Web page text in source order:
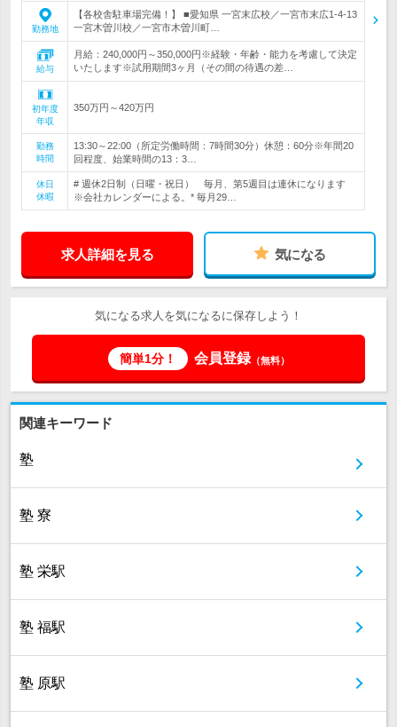
勤務地
【各校舎駐車場完備！】 ■愛知県 一宮末広校／一宮市末広1-4-13
一宮木曽川校／一宮市木曽川町…
給与
月給：240,000円～350,000円※経験・年齢・能力を考慮して決定
いたします※試用期間3ヶ月（その間の待遇の差…
初年度
年収
350万円～420万円
勤務
時間
13:30～22:00（所定労働時間：7時間30分）休憩：60分※年間20
回程度、始業時間の13：3…
休日
休暇
# 週休2日制（日曜・祝日） 毎月、第5週目は連休になります
※会社カレンダーによる。* 毎月29…
求人詳細を見る 気になる
気になる求人を気になるに保存しよう！
簡単1分！ 会員登録（無料）
関連キーワード
塾
塾 寮
塾 栄駅
塾 福駅
塾 原駅